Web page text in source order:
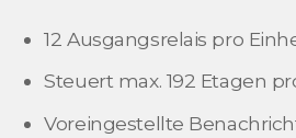
12 Ausgangsrelais pro
Steuert max. 192 Etagen
Voreingestellte